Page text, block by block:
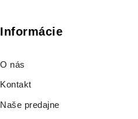
Informácie
O nás
Kontakt
Naše predajne